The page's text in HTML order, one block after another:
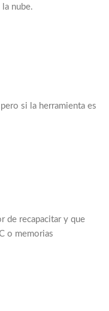
nube.
si la herramienta es
de recapacitar y que
o memorias